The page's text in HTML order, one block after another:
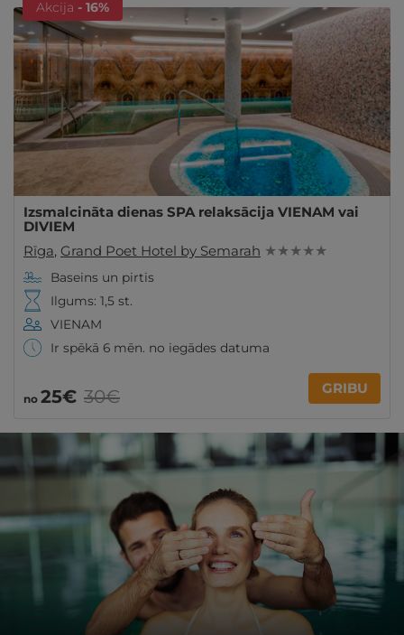
Akcija - 16%
Izsmalcināta dienas SPA relaksācija VIENAM vai
DIVIEM
Rīga, Grand Poet Hotel by Semarah ★ ★ ★ ★ ★
Baseins un pirtis
Ilgums: 1,5 st.
VIENAM
Ir spēkā 6 mēn. no iegādes datuma
no 25€ 30€ GRIBU